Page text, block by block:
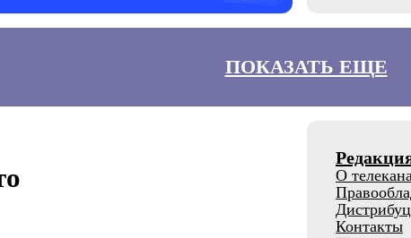
ПОКАЗАТЬ ЕЩЕ
О
Контакты